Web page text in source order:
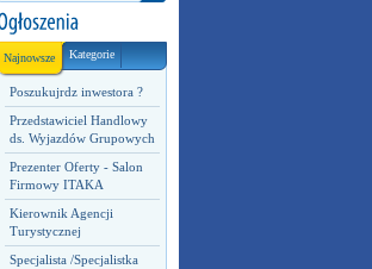
Najnowsze Kategorie
Poszukujrdz inwestora ?
Przedstawiciel Handlowy
ds. Wyjazdów Grupowych
Prezenter Oferty - Salon
Firmowy ITAKA
Kierownik Agencji
Turystycznej
Specjalista /Specjalistka